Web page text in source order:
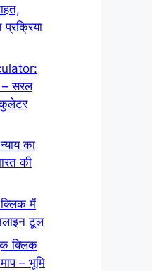
– सरल
का
की
में
टूल
क्लिक
– भूमि